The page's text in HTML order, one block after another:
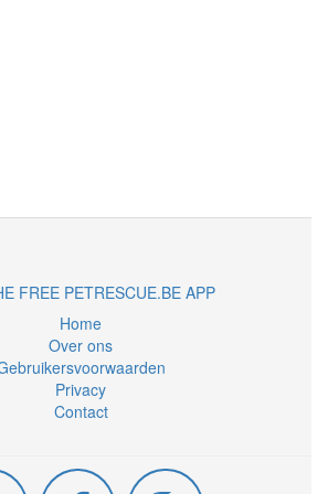
FREE PETRESCUE.BE APP
Home
Over ons
Privacy
Contact